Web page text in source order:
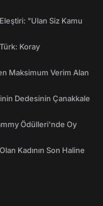
"Ulan Siz Kamu
Koray
Maksimum Verim Alan
Dedesinin Çanakkale
Ödülleri'nde Oy
Kadının Son Haline